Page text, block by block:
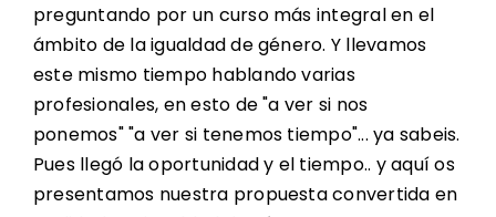
preguntando por un curso más integral en el
ámbito de la igualdad de género. Y llevamos
este mismo tiempo hablando varias
profesionales, en esto de "a ver si nos
ponemos" "a ver si tenemos tiempo"... ya sabeis.
Pues llegó la oportunidad y el tiempo.. y aquí os
presentamos nuestra propuesta convertida en